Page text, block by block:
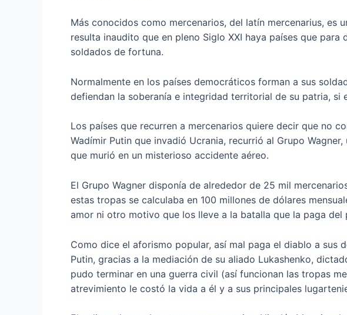
Más conocidos como mercenarios, del latín mercenarius,
resulta inaudito que en pleno Siglo XXI haya países que
soldados de fortuna.
Normalmente en los países democráticos forman a sus
defiendan la soberanía e integridad territorial de su patria, si
Los países que recurren a mercenarios quiere decir que no
Wadímir Putin que invadió Ucrania, recurrió al Grupo
que murió en un misterioso accidente aéreo.
El Grupo Wagner disponía de alrededor de 25 mil
estas tropas se calculaba en 100 millones de dólares
amor ni otro motivo que los lleve a la batalla que la paga
Como dice el aforismo popular, así mal paga el diablo a
Putin, gracias a la mediación de su aliado Lukashenko,
pudo terminar en una guerra civil (así funcionan las tropas
atrevimiento le costó la vida a él y a sus principales